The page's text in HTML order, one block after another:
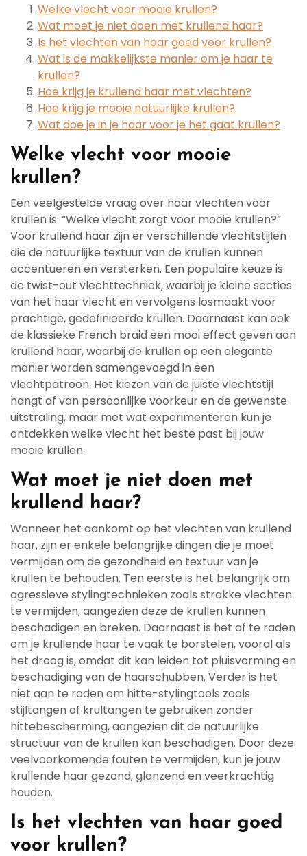
Welke vlecht voor mooie krullen?
Wat moet je niet doen met krullend haar?
Is het vlechten van haar goed voor krullen?
Wat is de makkelijkste manier om je haar te
krullen?
Hoe krijg je krullend haar met vlechten?
Hoe krijg je mooie natuurlijke krullen?
Wat doe je in je haar voor je het gaat krullen?
Welke vlecht voor mooie
krullen?
Een veelgestelde vraag over haar vlechten voor
krullen is: “Welke vlecht zorgt voor mooie krullen?”
Voor krullend haar zijn er verschillende vlechtstijlen
die de natuurlijke textuur van de krullen kunnen
accentueren en versterken. Een populaire keuze is
de twist-out vlechttechniek, waarbij je kleine secties
van het haar vlecht en vervolgens losmaakt voor
prachtige, gedefinieerde krullen. Daarnaast kan ook
de klassieke French braid een mooi effect geven aan
krullend haar, waarbij de krullen op een elegante
manier worden samengevoegd in een
vlechtpatroon. Het kiezen van de juiste vlechtstijl
hangt af van persoonlijke voorkeur en de gewenste
uitstraling, maar met wat experimenteren kun je
ontdekken welke vlecht het beste past bij jouw
mooie krullen.
Wat moet je niet doen met
krullend haar?
Wanneer het aankomt op het vlechten van krullend
haar, zijn er enkele belangrijke dingen die je moet
vermijden om de gezondheid en textuur van je
krullen te behouden. Ten eerste is het belangrijk om
agressieve stylingtechnieken zoals strakke vlechten
te vermijden, aangezien deze de krullen kunnen
beschadigen en breken. Daarnaast is het af te raden
om je krullende haar te vaak te borstelen, vooral als
het droog is, omdat dit kan leiden tot pluisvorming en
beschadiging van de haarschubben. Verder is het
niet aan te raden om hitte-stylingtools zoals
stijltangen of krultangen te gebruiken zonder
hittebescherming, aangezien dit de natuurlijke
structuur van de krullen kan beschadigen. Door deze
veelvoorkomende fouten te vermijden, kun je jouw
krullende haar gezond, glanzend en veerkrachtig
houden.
Is het vlechten van haar goed
voor krullen?